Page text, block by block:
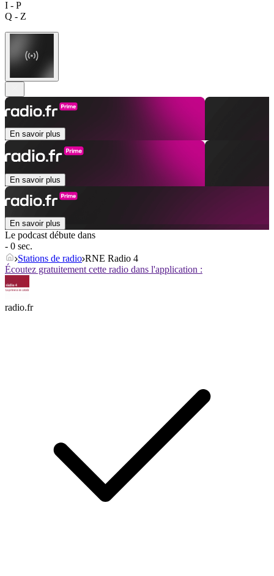
I - P
Q - Z
En savoir plus
En savoir plus
En savoir plus
Le podcast débute dans
- 0 sec.
Stations de radio RNE Radio 4
Écoutez gratuitement cette radio dans l'application :
radio.fr